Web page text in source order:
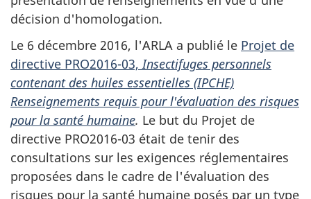
décision d'homologation.
Le 6 décembre 2016, l'ARLA a publié le Projet de
directive PRO2016-03,Insectifuges personnels
contenant des huiles essentielles (IPCHE)
Renseignements requis pour l'évaluation des risques
pour la santé humaine. Le but du Projet de
directive PRO2016-03 était de tenir des
consultations sur les exigences réglementaires
proposées dans le cadre de l'évaluation des
risques pour la santé humaine posés par un type